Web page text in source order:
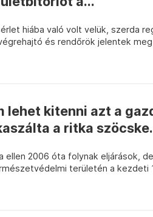
hiába való volt velük, szerda
és rendőrök jelentek meg
lehet kitenni azt a
a ritka
ellen 2006 óta folynak eljárások,
területén a kezdeti